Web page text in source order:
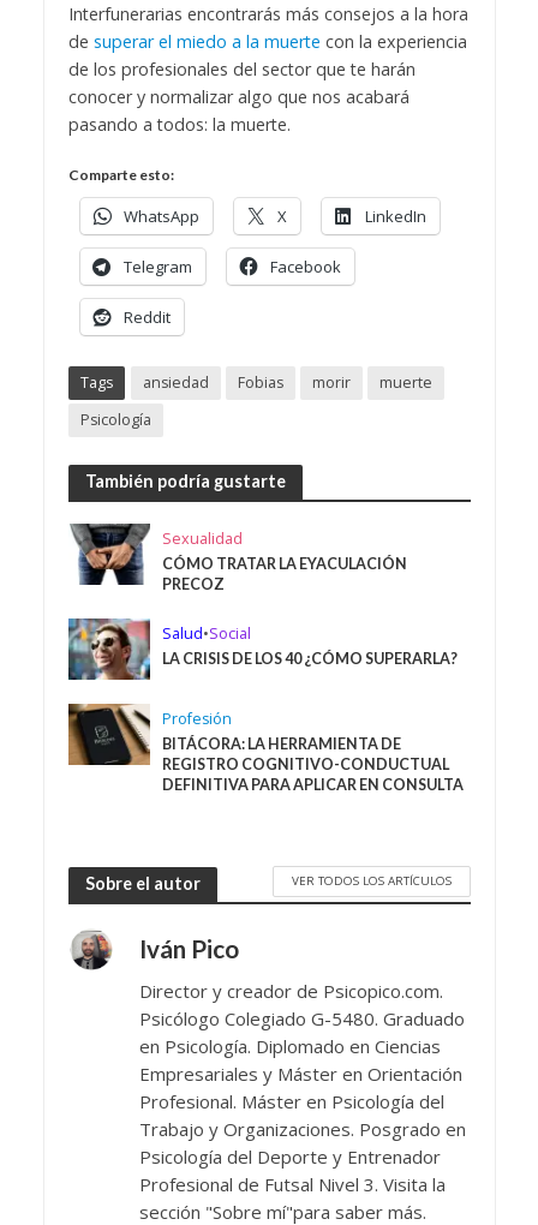
Interfunerarias encontrarás más consejos a la hora
de superar el miedo a la muerte con la experiencia
de los profesionales del sector que te harán
conocer y normalizar algo que nos acabará
pasando a todos: la muerte.
Comparte esto:
WhatsApp X LinkedIn
Telegram Facebook
Reddit
Tags ansiedad Fobias morir
muerte
Psicología
También podría gustarte
Sexualidad
CÓMO TRATAR LA EYACULACIÓN
PRECOZ
Salud•Social
LA CRISIS DE LOS 40 ¿CÓMO SUPERARLA?
Profesión
BITÁCORA: LA HERRAMIENTA DE
REGISTRO COGNITIVO-CONDUCTUAL
DEFINITIVA PARA APLICAR EN CONSULTA
Sobre el autor VER TODOS LOS ARTÍCULOS
Iván Pico
Director y creador de Psicopico.com.
Psicólogo Colegiado G-5480. Graduado
en Psicología. Diplomado en Ciencias
Empresariales y Máster en Orientación
Profesional. Máster en Psicología del
Trabajo y Organizaciones. Posgrado en
Psicología del Deporte y Entrenador
Profesional de Futsal Nivel 3. Visita la
sección "Sobre mí"para saber más.